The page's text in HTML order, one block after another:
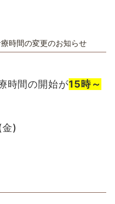
時間の変更のお知らせ
時間の開始が15時～
)